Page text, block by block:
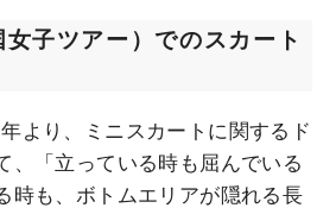
女子ツアー）でのスカート
より、ミニスカートに関するド
、「立っている時も屈んでいる
時も、ボトムエリアが隠れる長